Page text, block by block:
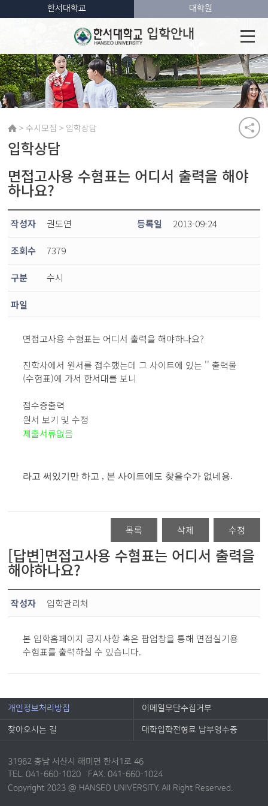
입학안내
한서대학교 대학원
> 수시모집 > 입학상담
입학상담
면접고사용 수혐표는 어디서 출력을 해야
하나요?
작성자 권도연 등록일 2013-09-24
조회수 7379
구분 수시
파일
면접고사용 수혐표는 어디서 출력을 해야하나요?
진학사에서 원서를 접수했는데 그 사이트에 있는 '' 출력물
(수험표)에 가서 한서대를 보니
접수증출력
원서 보기 및 수정
제출서류없음
라고 써있기만 하고 , 본 사이트에도 찾을수가 없네용.
목록 삭제 수정
[답변]면접고사용 수혐표는 어디서 출력을
해야하나요?
작성자 입학관리처
본 입학홈페이지 공지사항 혹은 팝업창을 통해 면접실기용
수험표를 출력하실 수 있습니다.
개인정보처리방침 이메일무단수집거부
찾아오시는 길 대학입학전형료 납부영수증
31962 충남 서산시 해미면 한서1로 46
TEL. 041-660-1020 FAX. 041-660-1024
Copyright 2023 @ HANSEO UNIVERSITY. All Right Reserved.